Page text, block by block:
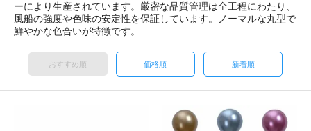
ーにより生産されています。厳密な品質管理は全工程にわたり、
風船の強度や色味の安定性を保証しています。ノーマルな丸型で
鮮やかな色合いが特徴です。
おすすめ順 価格順 新着順